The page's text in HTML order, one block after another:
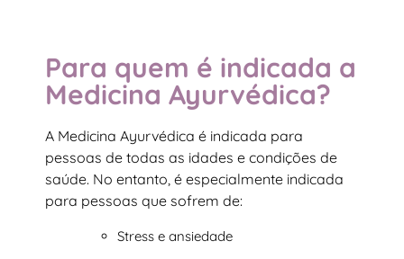
Para quem é indicada a
Medicina Ayurvédica?
A Medicina Ayurvédica é indicada para
pessoas de todas as idades e condições de
saúde. No entanto, é especialmente indicada
para pessoas que sofrem de:
Stress e ansiedade